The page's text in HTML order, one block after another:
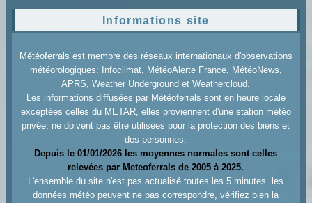
Informations site
Météoferrals est membre des réseaux internationaux d'observations
météorologiques: Infoclimat, MétéoAlerte France, MétéoNews,
APRS, Weather Underground et Weathercloud.
Les informations diffusées par Météoferrals sont en heure locale
exceptées celles du METAR, elles proviennent d'une station météo
privée, ne doivent pas être utilisées pour la protection des biens et
des personnes.
Depuis le 01/01/2026 les moyennes normales sont celles
relevées par Meteoferrals de 2005 à 2025.
L'ensemble du site n'est pas actualisé toutes les 5 minutes. les
données météo peuvent ne pas correspondre, vérifiez bien la